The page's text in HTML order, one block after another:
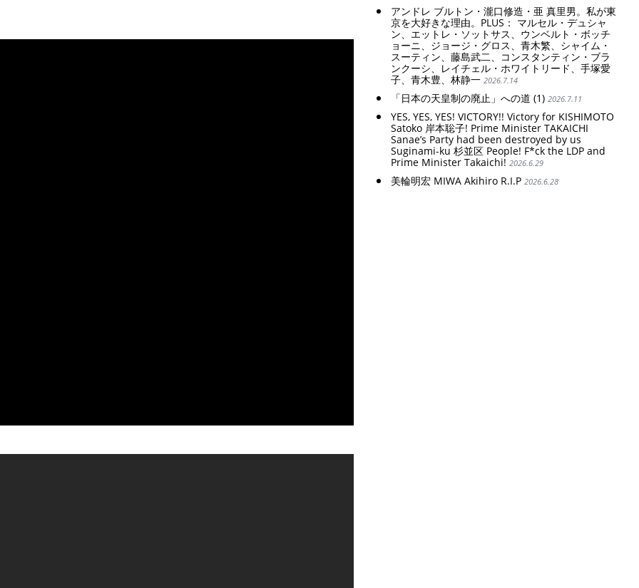
アンドレ ブルトン・瀧口修造・亜 真里男。私が東
京を大好きな理由。PLUS： マルセル・デュシャ
ン、エットレ・ソットサス、ウンベルト・ボッチ
ョーニ、ジョージ・グロス、青木繁、シャイム・
スーティン、藤島武二、コンスタンティン・ブラ
ンクーシ、レイチェル・ホワイトリード、手塚愛
子、青木豊、林静一 2026.7.14
「日本の天皇制の廃止」への道 (1) 2026.7.11
YES, YES, YES! VICTORY!! Victory for KISHIMOTO
Satoko 岸本聡子! Prime Minister TAKAICHI
Sanae’s Party had been destroyed by us
Suginami-ku 杉並区 People! F*ck the LDP and
Prime Minister Takaichi! 2026.6.29
美輪明宏 MIWA Akihiro R.I.P 2026.6.28